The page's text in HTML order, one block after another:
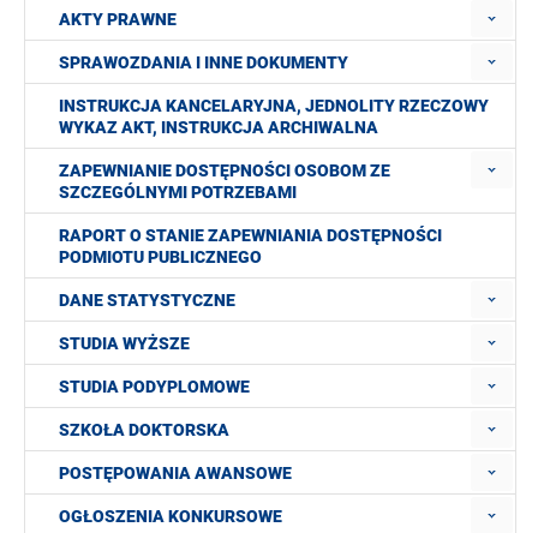
AKTY PRAWNE
SPRAWOZDANIA I INNE DOKUMENTY
INSTRUKCJA KANCELARYJNA, JEDNOLITY RZECZOWY
WYKAZ AKT, INSTRUKCJA ARCHIWALNA
ZAPEWNIANIE DOSTĘPNOŚCI OSOBOM ZE
SZCZEGÓLNYMI POTRZEBAMI
RAPORT O STANIE ZAPEWNIANIA DOSTĘPNOŚCI
PODMIOTU PUBLICZNEGO
DANE STATYSTYCZNE
STUDIA WYŻSZE
STUDIA PODYPLOMOWE
SZKOŁA DOKTORSKA
POSTĘPOWANIA AWANSOWE
OGŁOSZENIA KONKURSOWE